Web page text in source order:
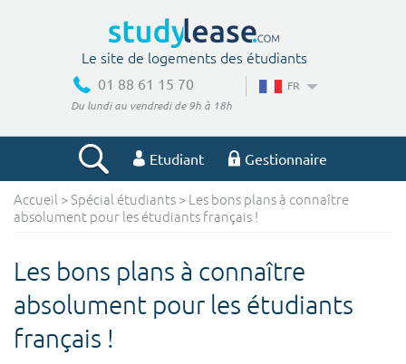
Le site de logements des étudiants
01 88 61 15 70
Du lundi au vendredi de 9h à 18h
FR
Etudiant Gestionnaire
Votre recherche
Budget min
Accueil >Spécial étudiants > Les bons plans à connaître
absolument pour les étudiants français !
Les bons plans à connaître
absolument pour les étudiants
français !